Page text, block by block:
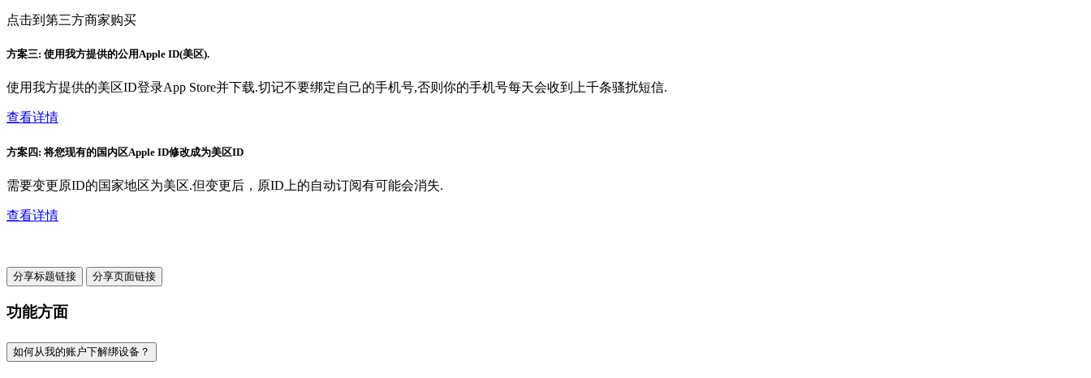
点击到第三方商家购买
方案三: 使用我方提供的公用Apple ID(美区).
使用我方提供的美区ID登录App Store并下载.切记不要绑定自己的手机号,否则你的手机号每天会收到上千条骚扰短信.
查看详情
方案四: 将您现有的国内区Apple ID修改成为美区ID
需要变更原ID的国家地区为美区.但变更后，原ID上的自动订阅有可能会消失.
查看详情
分享标题链接 分享页面链接
功能方面
如何从我的账户下解绑设备？